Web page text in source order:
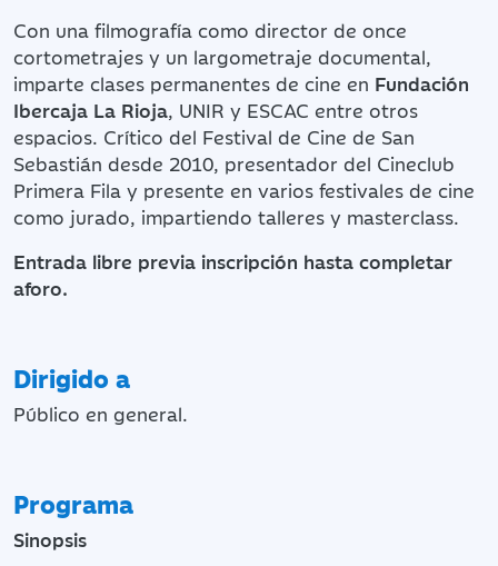
Con una filmografía como director de once
cortometrajes y un largometraje documental,
imparte clases permanentes de cine en Fundación
Ibercaja La Rioja, UNIR y ESCAC entre otros
espacios. Crítico del Festival de Cine de San
Sebastián desde 2010, presentador del Cineclub
Primera Fila y presente en varios festivales de cine
como jurado, impartiendo talleres y masterclass.
Entrada libre previa inscripción hasta completar
aforo.
Dirigido a
Público en general.
Programa
Sinopsis